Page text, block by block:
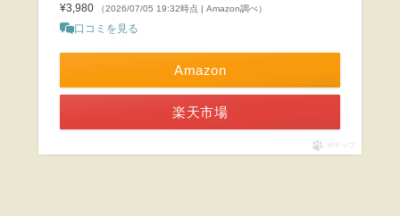
¥3,980
（2026/07/05 19:32時点 | Amazon調べ）
口コミを見る
Amazon
楽天市場
ポチップ